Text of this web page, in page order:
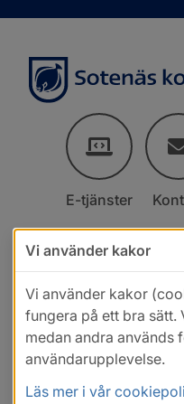
E-tjänster
Vi använder kakor
Vi använder kakor
fungera på ett bra sätt.
medan andra
användarupplevelse.
Läs mer i vår